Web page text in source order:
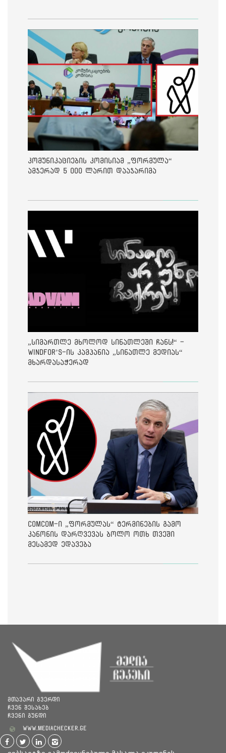
კომუნიკაციების კომისიამ „ფორმულა“
ამჯერად 5 000 ლარით დააჯარიმა
„სიმართლე მხოლოდ სინათლეში ჩანს!“ -
Windfor’s-ის კამპანია „სინათლე მედიას“
მხარდასაჭერად
ComCom-ი „ფორმულას“ ტერმინების გამო
კანონის დარღვევას ბოლო ოთხ თვეში
მესამედ ედავება
მთავარი გვერდი
ჩვენ შესახებ
ჩვენი გუნდი
www.mediachecker.ge